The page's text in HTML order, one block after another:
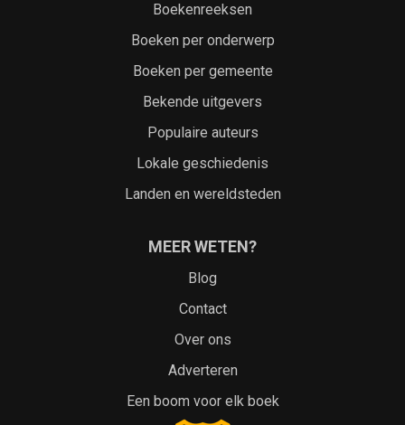
Boekenreeksen
Boeken per onderwerp
Boeken per gemeente
Bekende uitgevers
Populaire auteurs
Lokale geschiedenis
Landen en wereldsteden
MEER WETEN?
Blog
Contact
Over ons
Adverteren
Een boom voor elk boek